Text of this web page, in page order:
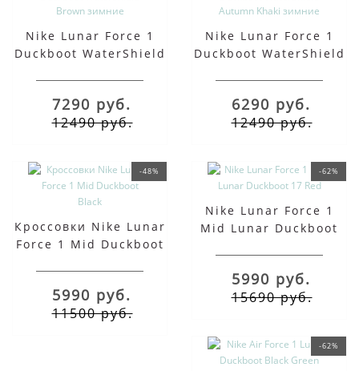
Nike Lunar Force 1
Duckboot WaterShield
7290 руб.
12490 руб.
Nike Lunar Force 1
Duckboot WaterShield
6290 руб.
12490 руб.
-48%
Кроссовки Nike Lunar
Force 1 Mid Duckboot
5990 руб.
11500 руб.
-62%
Nike Lunar Force 1
Mid Lunar Duckboot
5990 руб.
15690 руб.
-62%